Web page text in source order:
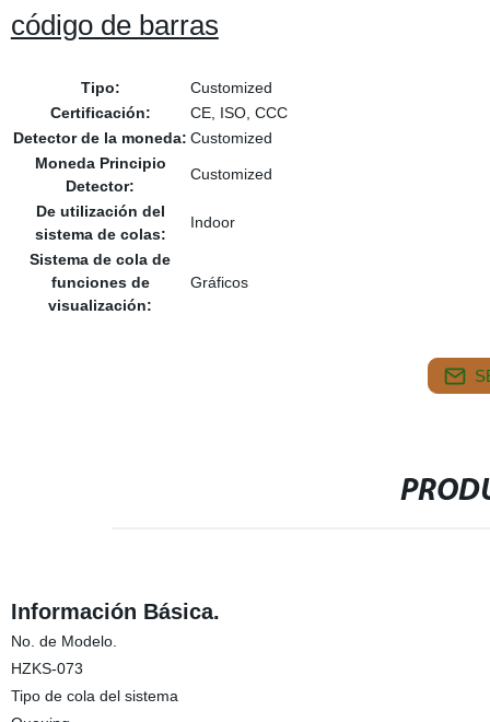
código de barras
Tipo:
Customized
Certificación:
CE, ISO, CCC
Detector de la moneda: Customized
Moneda Principio
Detector:
Customized
De utilización del
sistema de colas:
Indoor
Sistema de cola de
funciones de
visualización:
Gráficos
Información Básica.
No. de Modelo.
HZKS-073
Tipo de cola del sistema